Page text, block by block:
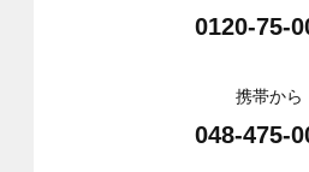
0120-75-
携帯から
048-475-